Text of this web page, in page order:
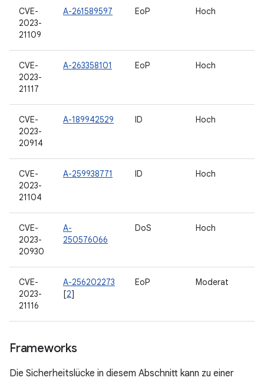
CVE-
2023-
21109
A-261589597 EoP Hoch
CVE-
2023-
21117
A-263358101 EoP Hoch
CVE-
2023-
20914
A-189942529 ID Hoch
CVE-
2023-
21104
A-259938771 ID Hoch
CVE-
2023-
20930
A-
250576066
DoS Hoch
CVE-
2023-
21116
A-256202273
[2]
EoP Moderat
Frameworks
Die Sicherheitslücke in diesem Abschnitt kann zu einer